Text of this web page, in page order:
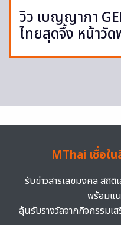
วิว เบญญาภา
ไทยสุดจึ้ง หน้าวัด
MThai เชื่อใ
รับข่าวสารเลขมงคล สถิติ
พร้อมแน
ลุ้นรับรางวัลจากกิจกรรมเ